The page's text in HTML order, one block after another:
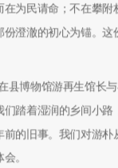
为民请命；不在攀
澄澈的初心为锚。
县博物馆游再生馆
踏着湿润的乡间小
的旧事。我们对游
。